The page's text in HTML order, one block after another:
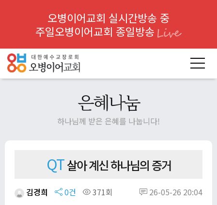
오병이어교회 실시간방송 중
주일오병이어교회 종일방송
은혜나눔
하나님께 받은 은혜를 나눕니다!
QT 살아 계신 하나님의 증거
김경희 0건 371회 26-05-26 20:04